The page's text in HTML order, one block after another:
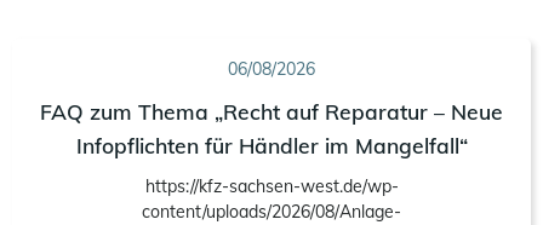
06/08/2026
FAQ zum Thema „Recht auf Reparatur – Neue
Infopflichten für Händler im Mangelfall“
https://kfz-sachsen-west.de/wp-
content/uploads/2026/08/Anlage-